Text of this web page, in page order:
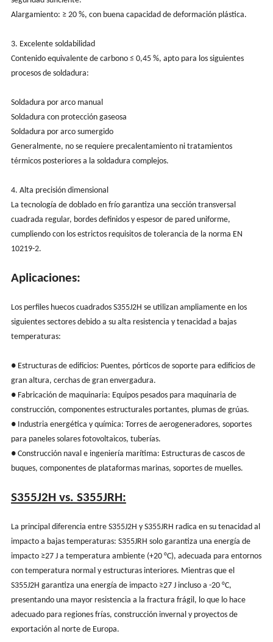
Alargamiento: ≥ 20 %, con buena capacidad de deformación plástica.
3. Excelente soldabilidad
Contenido equivalente de carbono ≤ 0,45 %, apto para los siguientes
procesos de soldadura:
Soldadura por arco manual
Soldadura con protección gaseosa
Soldadura por arco sumergido
Generalmente, no se requiere precalentamiento ni tratamientos
térmicos posteriores a la soldadura complejos.
4. Alta precisión dimensional
La tecnología de doblado en frío garantiza una sección transversal
cuadrada regular, bordes definidos y espesor de pared uniforme,
cumpliendo con los estrictos requisitos de tolerancia de la norma EN
10219-2.
Aplicaciones:
Los perfiles huecos cuadrados S355J2H se utilizan ampliamente en los
siguientes sectores debido a su alta resistencia y tenacidad a bajas
temperaturas:
● Estructuras de edificios: Puentes, pórticos de soporte para edificios de
gran altura, cerchas de gran envergadura.
● Fabricación de maquinaria: Equipos pesados para maquinaria de
construcción, componentes estructurales portantes, plumas de grúas.
● Industria energética y química: Torres de aerogeneradores, soportes
para paneles solares fotovoltaicos, tuberías.
● Construcción naval e ingeniería marítima: Estructuras de cascos de
buques, componentes de plataformas marinas, soportes de muelles.
S355J2H vs. S355JRH:
La principal diferencia entre S355J2H y S355JRH radica en su tenacidad al
impacto a bajas temperaturas: S355JRH solo garantiza una energía de
impacto ≥27 J a temperatura ambiente (+20 °C), adecuada para entornos
con temperatura normal y estructuras interiores. Mientras que el
S355J2H garantiza una energía de impacto ≥27 J incluso a -20 °C,
presentando una mayor resistencia a la fractura frágil, lo que lo hace
adecuado para regiones frías, construcción invernal y proyectos de
exportación al norte de Europa.